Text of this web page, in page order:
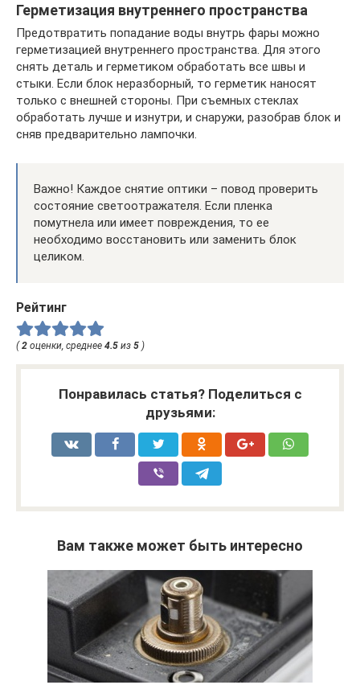
Герметизация внутреннего пространства
Предотвратить попадание воды внутрь фары можно
герметизацией внутреннего пространства. Для этого
снять деталь и герметиком обработать все швы и
стыки. Если блок неразборный, то герметик наносят
только с внешней стороны. При съемных стеклах
обработать лучше и изнутри, и снаружи, разобрав блок и
сняв предварительно лампочки.
Важно! Каждое снятие оптики – повод проверить
состояние светоотражателя. Если пленка
помутнела или имеет повреждения, то ее
необходимо восстановить или заменить блок
целиком.
Рейтинг
(2 оценки, среднее 4.5 из 5 )
Понравилась статья? Поделиться с
друзьями:
Вам также может быть интересно